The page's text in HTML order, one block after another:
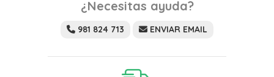
¿Necesitas ayuda?
981 824 713 ENVIAR EMAIL